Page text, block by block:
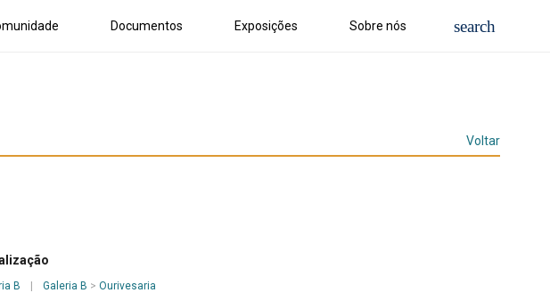
Documentos Exposições Sobre nós
Voltar
B | Galeria B > Ourivesaria